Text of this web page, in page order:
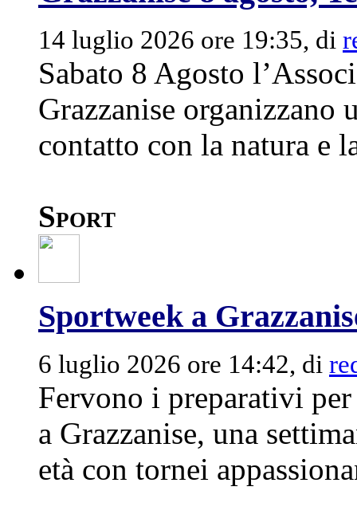
14 luglio 2026 ore 19:35, di
Sabato 8 Agosto
Grazzanise organizzano
contatto con la natura e
Sport
Sportweek a
6 luglio 2026 ore 14:42, di
Fervono i preparativi
a Grazzanise, una
età con tornei